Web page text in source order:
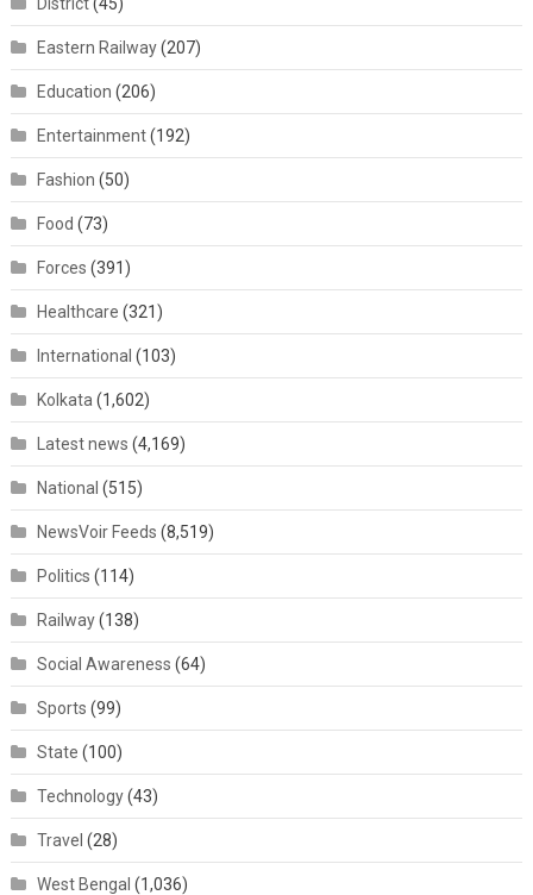
Eastern Railway(207)
Education (206)
Entertainment(192)
Fashion (50)
Food (73)
Forces (391)
Healthcare (321)
International (103)
Kolkata (1,602)
Latest news (4,169)
National (515)
NewsVoir Feeds (8,519)
Politics (114)
Railway(138)
Social Awareness (64)
Sports (99)
State (100)
Technology(43)
Travel (28)
West Bengal (1,036)